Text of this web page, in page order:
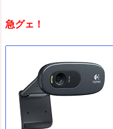
急グェ！